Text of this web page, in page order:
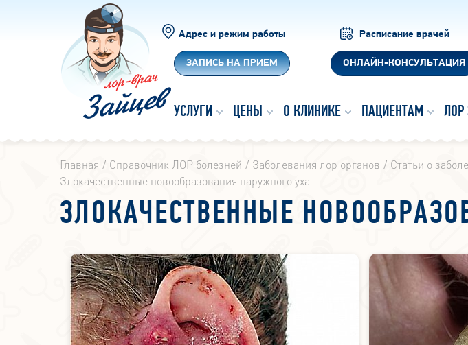
Адрес и режим работы
ЗАПИСЬ НА ПРИЕМ
Расписание врачей
ОНЛАЙН-КОНСУЛЬТАЦИЯ
УСЛУГИ ЦЕНЫ О КЛИНИКЕ ПАЦИЕНТАМ ЛОР
Главная Справочник ЛОР болезней Заболевания лор органов Статьи о
Злокачественные новообразования наружного уха
ЗЛОКАЧЕСТВЕННЫЕ